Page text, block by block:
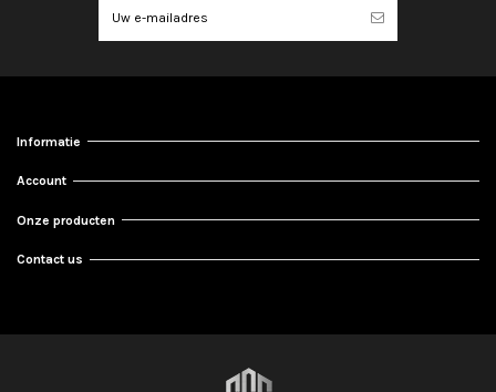
Informatie
Account
Onze producten
Contact us